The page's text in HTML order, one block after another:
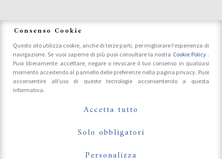
Accrediti Stampa e Fotografi
Follow Us On
Consenso Cookie
Questo sito utilizza cookie, anche di terze parti, per migliorare l'esperienza di
navigazione. Se vuoi saperne di più puoi consultare la nostra Cookie Policy .
Puoi liberamente accettare, negare o revocare il tuo consenso in qualsiasi
momento accedendo al pannello delle preferenze nella pagina privacy. Puoi
acconsentire all'uso di queste tecnologie acconsentendo a questa
informativa.
Accetta tutto
Solo obbligatori
Personalizza